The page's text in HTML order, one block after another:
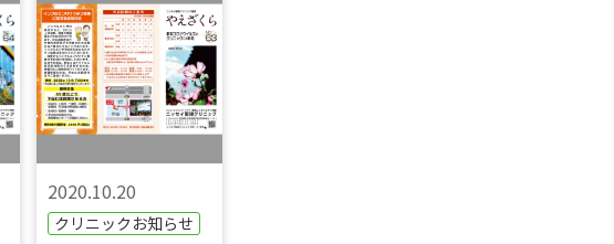
2020.10.20
クリニックお知らせ